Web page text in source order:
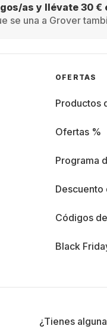
as y llévate 30 €
se una a Grover
OFERTAS
Productos
Ofertas %
Programa
Descuento
Códigos
Black
¿Tienes